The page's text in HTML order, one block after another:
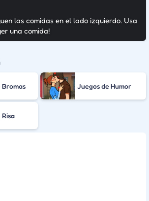
las comidas en el lado izquierdo. Usa
una comida!
Bromas Juegos de Humor